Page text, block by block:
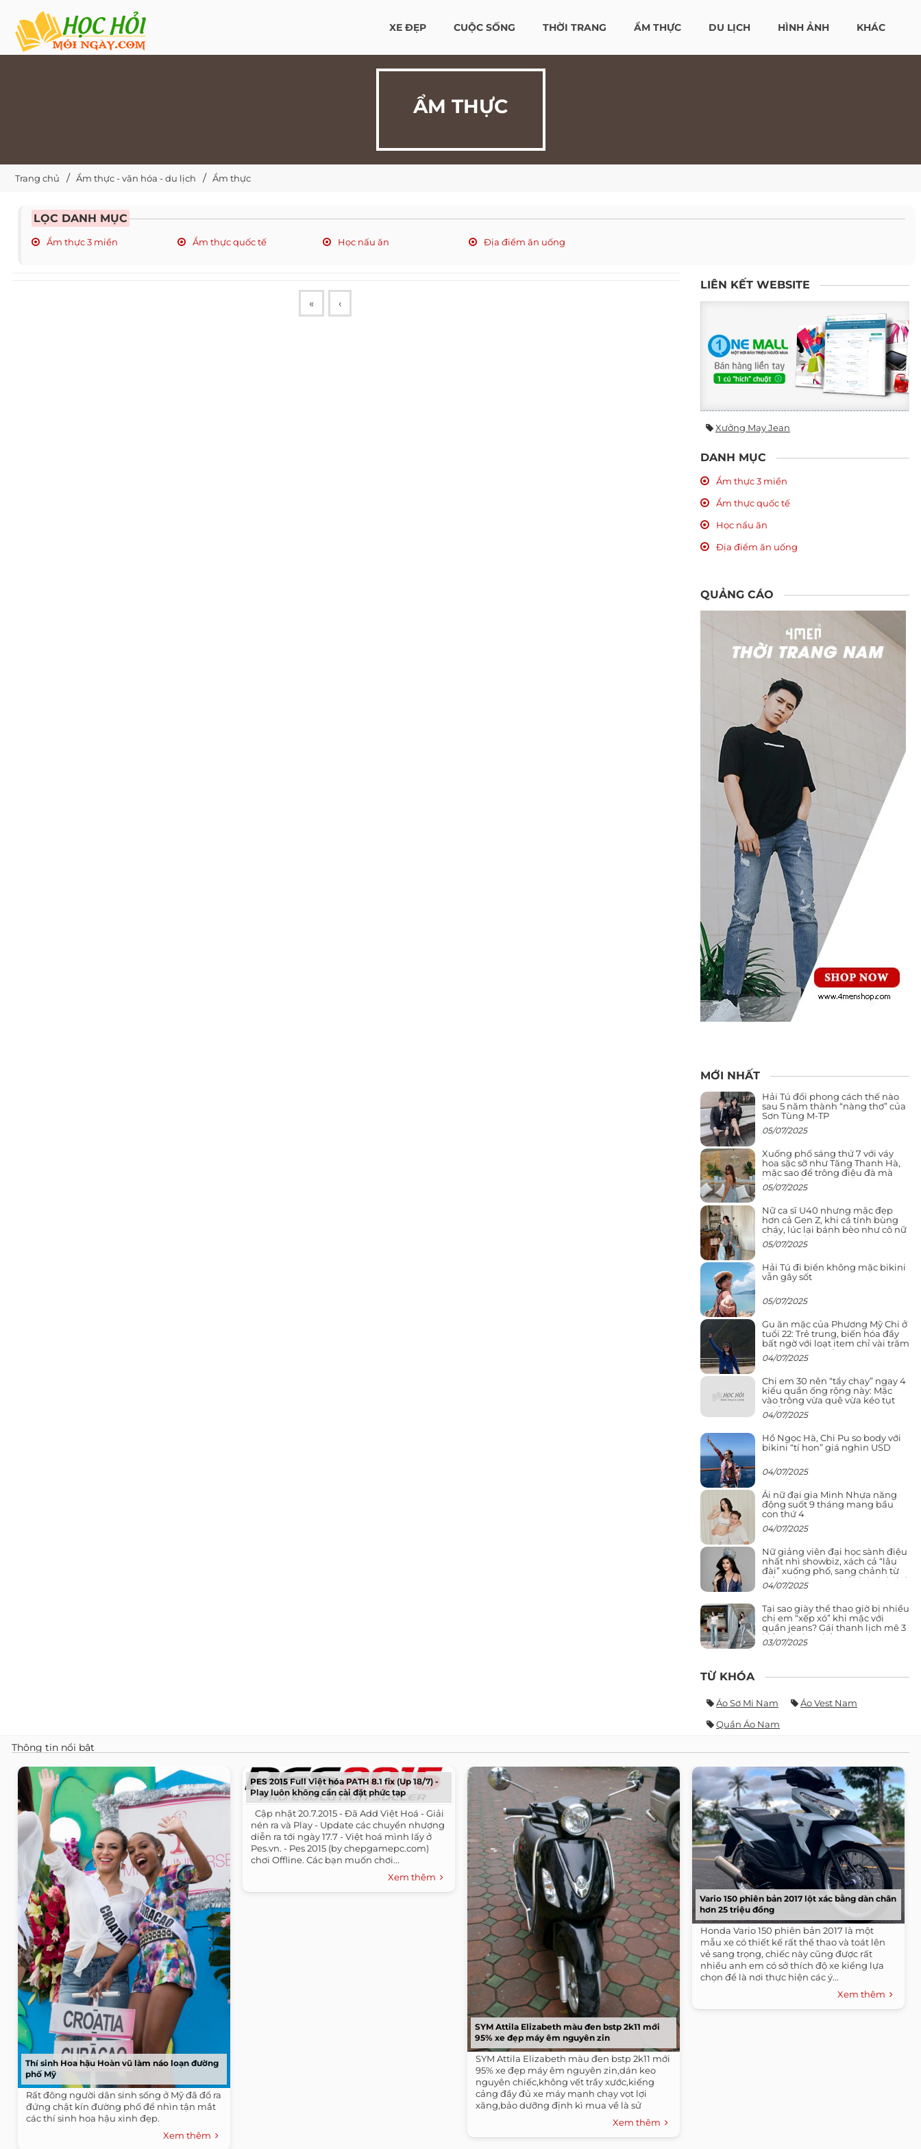
XE ĐẸP CUỘC SỐNG THỜI TRANG ẨM THỰC DU LỊCH HÌNH ẢNH KHÁC
ẨM THỰC
Trang chủ Ẩm thực - văn hóa - du lịch Ẩm thực
LỌC DANH MỤC
Ẩm thực 3 miền Ẩm thực quốc tế Học nấu ăn Địa điểm ăn uống
« ‹
LIÊN KẾT WEBSITE
Xưởng May Jean
DANH MỤC
Ẩm thực 3 miền
Ẩm thực quốc tế
Học nấu ăn
Địa điểm ăn uống
QUẢNG CÁO
MỚI NHẤT
Hải Tú đổi phong cách thế nào
sau 5 năm thành “nàng thơ” của
Sơn Tùng M-TP
05/07/2025
Xuống phố sáng thứ 7 với váy
hoa sặc sỡ như Tăng Thanh Hà,
mặc sao để trông điệu đà mà
không sến
05/07/2025
Nữ ca sĩ U40 nhưng mặc đẹp
hơn cả Gen Z, khi cá tính bùng
cháy, lúc lại bánh bèo như cô nữ
chính ngôn tình
05/07/2025
Hải Tú đi biển không mặc bikini
vẫn gây sốt
05/07/2025
Gu ăn mặc của Phương Mỹ Chi ở
tuổi 22: Trẻ trung, biến hóa đầy
bất ngờ với loạt item chỉ vài trăm
nghìn đã mua được
04/07/2025
Chị em 30 nên “tẩy chay” ngay 4
kiểu quần ống rộng này: Mặc
vào trông vừa quê vừa kéo tụt
chiều cao
04/07/2025
Hồ Ngọc Hà, Chi Pu so body với
bikini “tí hon” giá nghìn USD
04/07/2025
Ái nữ đại gia Minh Nhựa năng
động suốt 9 tháng mang bầu
con thứ 4
04/07/2025
Nữ giảng viên đại học sành điệu
nhất nhì showbiz, xách cả “lâu
đài” xuống phố, sang chảnh từ
giảng đường ra phố khó ai đọ lại
04/07/2025
Tại sao giày thể thao giờ bị nhiều
chị em “xếp xó” khi mặc với
quần jeans? Gái thanh lịch mê 3
kiểu này hơn hẳn
03/07/2025
TỪ KHÓA
Áo Sơ Mi Nam
Áo Vest Nam
Quần Áo Nam
Thông tin nổi bật
Thí sinh Hoa hậu Hoàn vũ làm náo loạn đường
phố Mỹ
Rất đông người dân sinh sống ở Mỹ đã đổ ra
đứng chật kín đường phố để nhìn tận mắt
các thí sinh hoa hậu xinh đẹp.
Xem thêm
PES 2015 Full Việt hóa PATH 8.1 fix (Up 18/7) -
Play luôn không cần cài đặt phức tạp
​ ​ Cập nhật 20.7.2015 - Đã Add Việt Hoá - Giải
nén ra và Play - Update các chuyển nhượng
diễn ra tới ngày 17.7 - Việt hoá mình lấy ở
Pes.vn. - Pes 2015 (by chepgamepc.com)
chơi Offline. Các bạn muốn chơi...
Xem thêm
SYM Attila Elizabeth màu đen bstp 2k11 mới
95% xe đẹp máy êm nguyên zin
SYM Attila Elizabeth màu đen bstp 2k11 mới
95% xe đẹp máy êm nguyên zin,dán keo
nguyên chiếc,không vết trầy xước,kiếng
cảng đầy đủ xe máy mạnh chạy vọt lợi
xăng,bảo dưỡng định kì mua về là sử
Xem thêm
Vario 150 phiên bản 2017 lột xác bằng dàn chân
hơn 25 triệu đồng
Honda Vario 150 phiên bản 2017 là một
mẫu xe có thiết kế rất thể thao và toát lên
vẻ sang trọng, chiếc này cũng được rất
nhiều anh em có sở thích độ xe kiểng lựa
chọn để là nơi thực hiện các ý...
Xem thêm